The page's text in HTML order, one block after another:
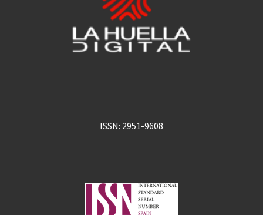
ISSN: 2951-9608